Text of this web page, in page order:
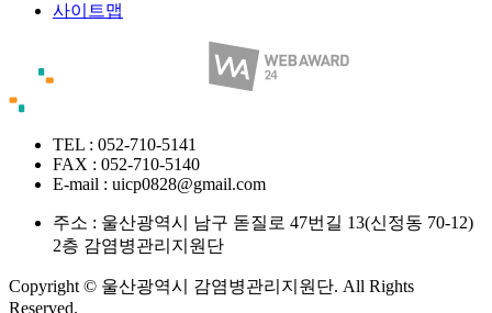
사이트맵
TEL : 052-710-5141
FAX : 052-710-5140
E-mail : uicp0828@gmail.com
주소 : 울산광역시 남구 돋질로 47번길 13(신정동 70-12)
2층 감염병관리지원단
Copyright © 울산광역시 감염병관리지원단. All Rights
Reserved.